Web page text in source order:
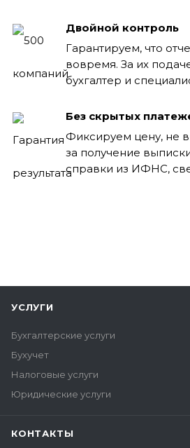
Двойной контроль
Гарантируем, что
вовремя. За их
бухгалтер и
Без скрытых
Фиксируем цену, не
за получение
справки из ИФНС,
УСЛУГИ
Бухгалтерские услуги
Бухучет
Налоговые услуги
Юридические услуги
КОНТАКТЫ